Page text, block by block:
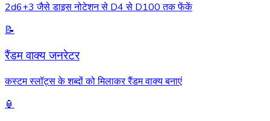
2d6+3 जैसे डाइस नोटेशन से D4 से D100 तक फेंकें
📝
रैंडम वाक्य जनरेटर
कस्टम स्लॉट्स के शब्दों को मिलाकर रैंडम वाक्य बनाएं
🏮